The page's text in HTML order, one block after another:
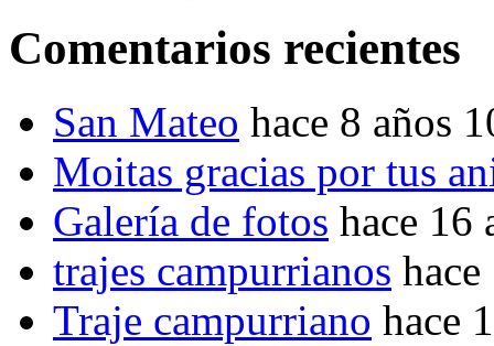
Comentarios recientes
San Mateo hace 8 años
Moitas gracias por tus
Galería de fotos hace 16
trajes campurrianos
Traje campurriano hace